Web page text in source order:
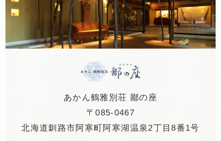
あかん鶴雅別荘 鄙の座
〒085-0467
北海道釧路市阿寒町阿寒湖温泉2丁目8番1号